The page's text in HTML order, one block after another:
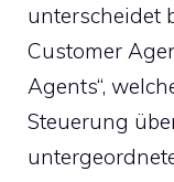
unterscheidet
Customer
Agents“,
Steuerung